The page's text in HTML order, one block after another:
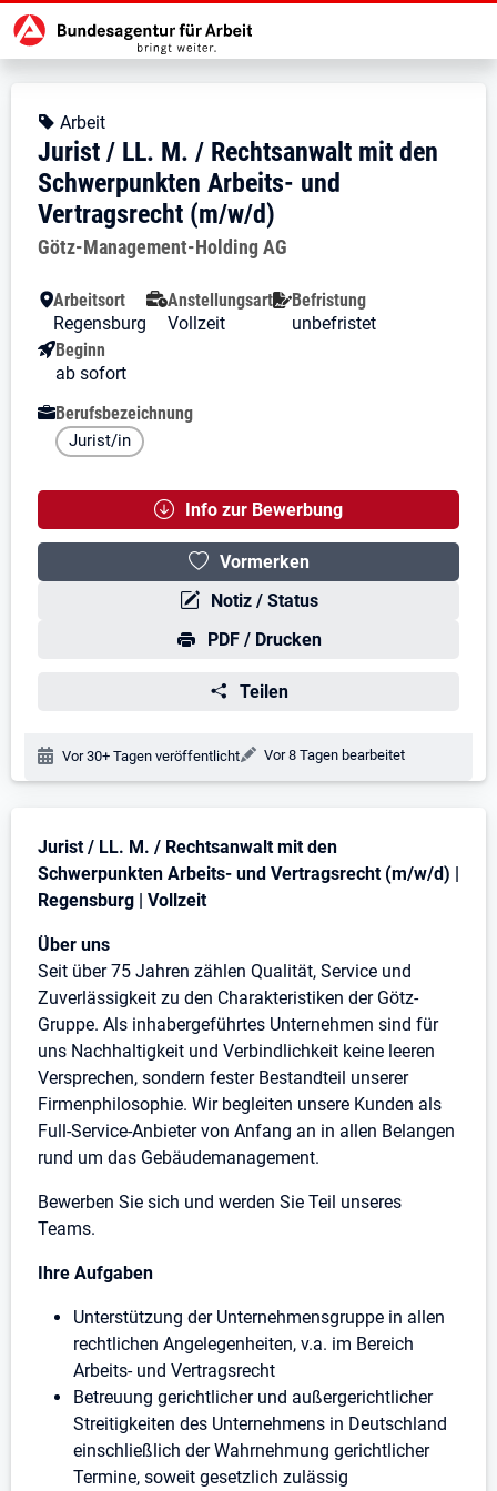
Zur Jobsuche Startseite
Stellendetails zu: Jurist / LL. M.
Jurist / LL. M. /
Jurist / LL. M. / Rechtsanwalt
Kopfbereich
Angebotsart:
Arbeit
Jurist / LL. M. / Rechtsanwalt mit den
Schwerpunkten Arbeits- und
Vertragsrecht (m/w/d)
Arbeitgeber:
Götz-Management-Holding AG
Besondere Merkmale
Arbeitsort
Regensburg
Anstellungsart
Vollzeit
Befristung
unbefristet
Beginn
ab sofort
Berufsbezeichnung
Jurist/in
Info zur Bewerbung
Vormerken
Notiz / Status
PDF / Drucken
Teilen
Veröffentlichungsdatum:
Vor 30+ Tagen veröffentlicht Änderungsdatum:
Vor 8 Tagen bearbeitet
Stellenbeschreibung
Jurist / LL. M. / Rechtsanwalt mit den
Schwerpunkten Arbeits- und Vertragsrecht (m/w/d) |
Regensburg | Vollzeit
Über uns
Seit über 75 Jahren zählen Qualität, Service und
Zuverlässigkeit zu den Charakteristiken der Götz-
Gruppe. Als inhabergeführtes Unternehmen sind für
uns Nachhaltigkeit und Verbindlichkeit keine leeren
Versprechen, sondern fester Bestandteil unserer
Firmenphilosophie. Wir begleiten unsere Kunden als
Full-Service-Anbieter von Anfang an in allen Belangen
rund um das Gebäudemanagement.
Bewerben Sie sich und werden Sie Teil unseres
Teams.
Ihre Aufgaben
Unterstützung der Unternehmensgruppe in allen
rechtlichen Angelegenheiten, v.a. im Bereich
Arbeits- und Vertragsrecht
Betreuung gerichtlicher und außergerichtlicher
Streitigkeiten des Unternehmens in Deutschland
einschließlich der Wahrnehmung gerichtlicher
Termine, soweit gesetzlich zulässig